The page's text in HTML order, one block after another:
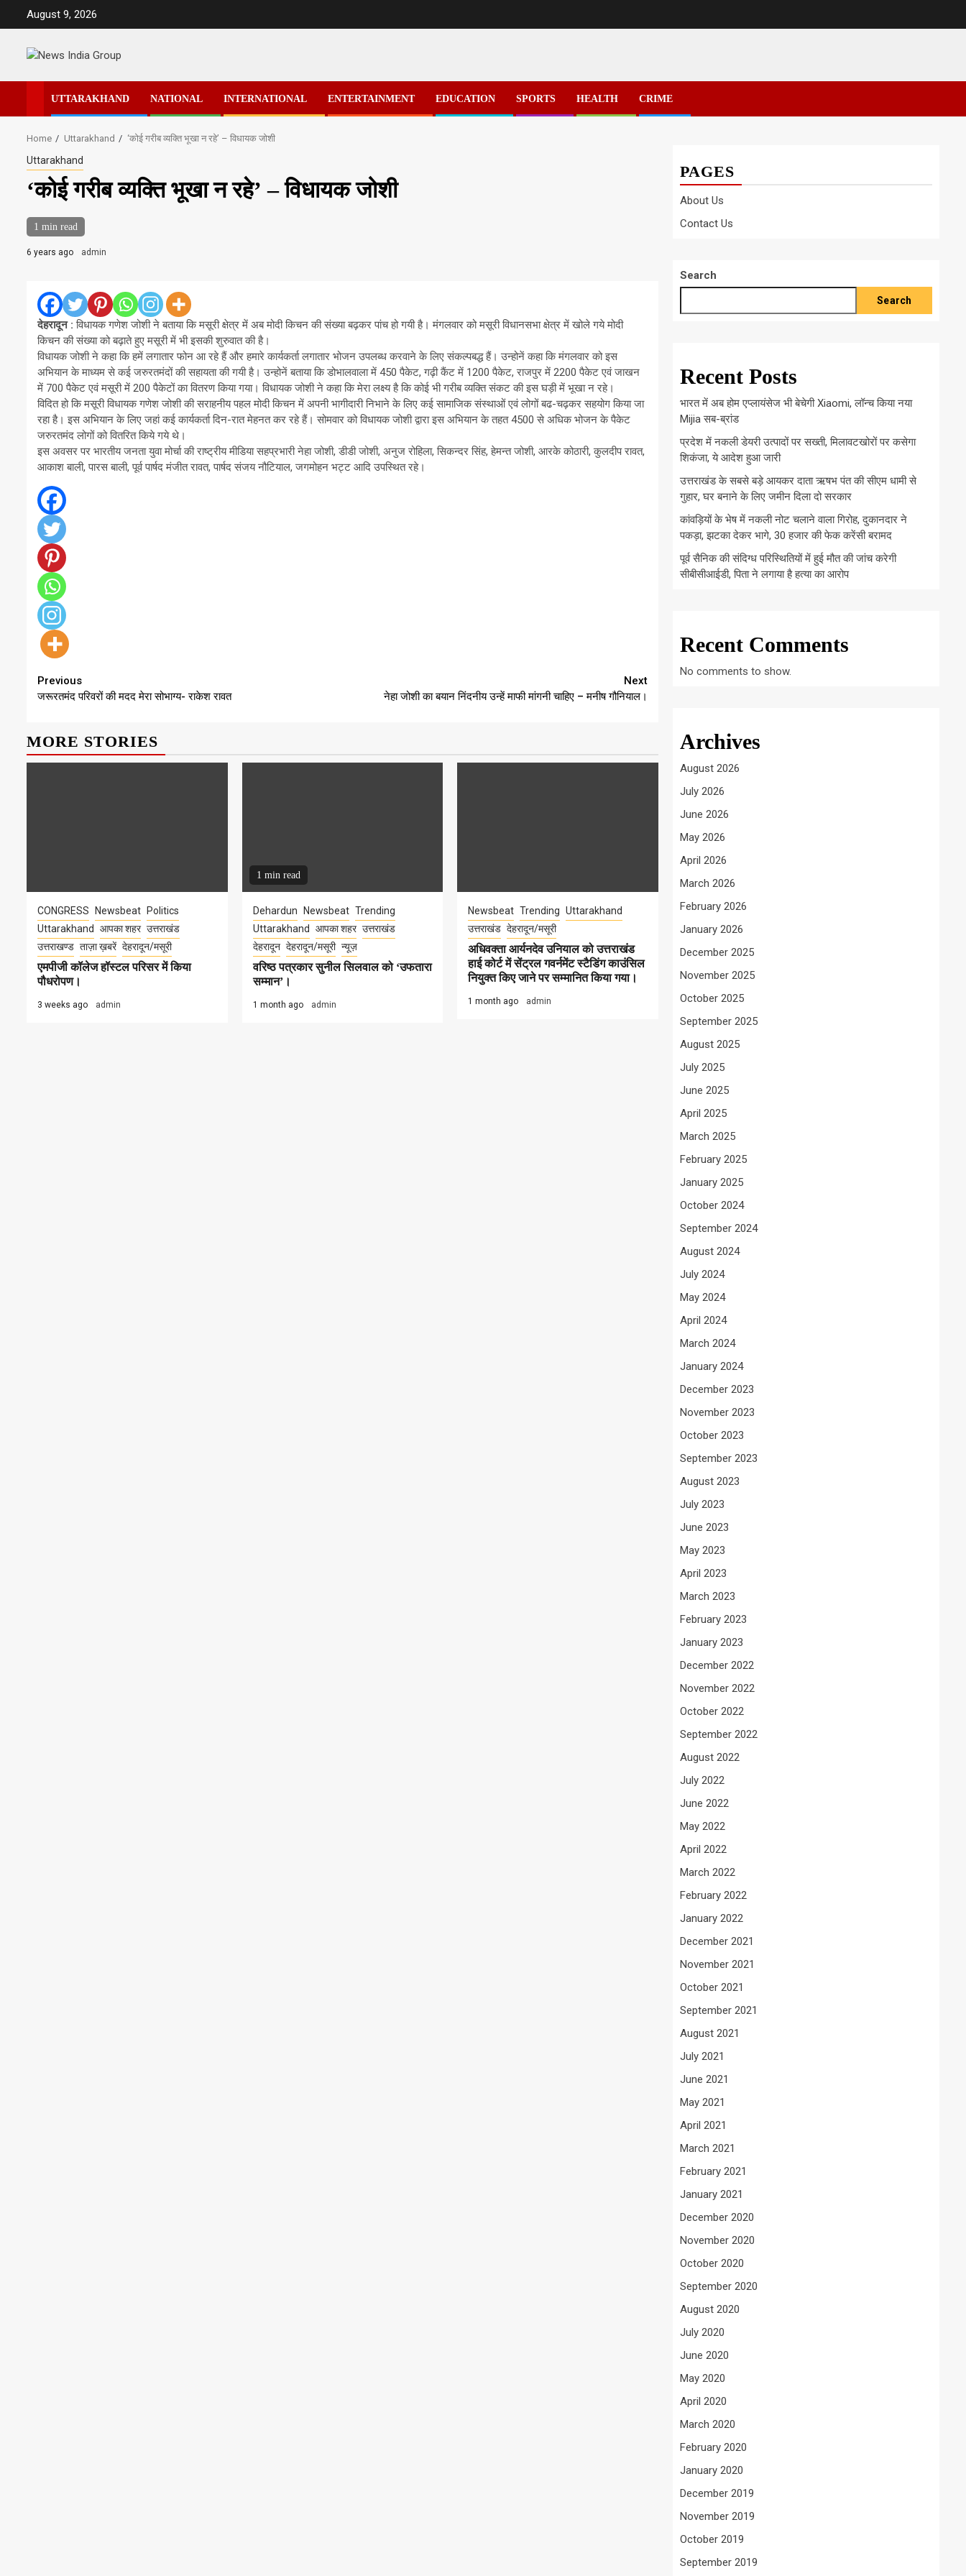
August 9, 2026
UTTARAKHAND NATIONAL INTERNATIONAL ENTERTAINMENT EDUCATION SPORTS HEALTH CRIME
Home Uttarakhand ‘कोई गरीब व्यक्ति भूखा न रहे’ – विधायक जोशी
Uttarakhand
‘कोई गरीब व्यक्ति भूखा न रहे’ – विधायक जोशी
1 min read
6 years ago admin
देहरादून : विधायक गणेश जोशी ने बताया कि मसूरी क्षेत्र में अब मोदी किचन की संख्या बढ़कर पांच हो गयी है। मंगलवार को मसूरी विधानसभा क्षेत्र में खोले गये मोदी
किचन की संख्या को बढ़ाते हुए मसूरी में भी इसकी शुरुवात की है।
विधायक जोशी ने कहा कि हमें लगातार फोन आ रहे हैं और हमारे कार्यकर्ता लगातार भोजन उपलब्ध करवाने के लिए संकल्पबद्ध हैं। उन्होनें कहा कि मंगलवार को इस
अभियान के माध्यम से कई जरुरतमंदों की सहायता की गयी है। उन्होनें बताया कि डोभालवाला में 450 पैकेट, गढ़ी कैंट में 1200 पैकेट, राजपुर में 2200 पैकेट एवं जाखन
में 700 पैकेट एवं मसूरी में 200 पैकेटों का वितरण किया गया। विधायक जोशी ने कहा कि मेरा लक्ष्य है कि कोई भी गरीब व्यक्ति संकट की इस घड़ी में भूखा न रहे।
विदित हो कि मसूरी विधायक गणेश जोशी की सराहनीय पहल मोदी किचन में अपनी भागीदारी निभाने के लिए कई सामाजिक संस्थाओं एवं लोगों बढ-चढ़कर सहयोग किया जा
रहा है। इस अभियान के लिए जहां कई कार्यकर्ता दिन-रात मेहनत कर रहे हैं। सोमवार को विधायक जोशी द्वारा इस अभियान के तहत 4500 से अधिक भोजन के पैकेट
जरुरतमंद लोगों को वितरित किये गये थे।
इस अवसर पर भारतीय जनता युवा मोर्चा की राष्ट्रीय मीडिया सहप्रभारी नेहा जोशी, डीडी जोशी, अनुज रोहिला, सिकन्दर सिंह, हेमन्त जोशी, आरके कोठारी, कुलदीप रावत,
आकाश बाली, पारस बाली, पूर्व पार्षद मंजीत रावत, पार्षद संजय नौटियाल, जगमोहन भट्ट आदि उपस्थित रहे।
Continue
Reading
Previous
जरूरतमंद परिवरों की मदद मेरा सोभाग्य- राकेश रावत
Next
नेहा जोशी का बयान निंदनीय उन्हें माफी मांगनी चाहिए – मनीष गौनियाल।
MORE STORIES
CONGRESS Newsbeat
Politics
Uttarakhand
आपका शहर उत्तराखंड
उत्तराखण्ड ताज़ा ख़बरें देहरादून/मसूरी
एमपीजी कॉलेज हॉस्टल परिसर में किया
पौधरोपण।
3 weeks ago admin
1 min read
Dehardun Newsbeat Trending
Uttarakhand
आपका शहर उत्तराखंड
देहरादून देहरादून/मसूरी न्यूज़
वरिष्ठ पत्रकार सुनील सिलवाल को ‘उफतारा
सम्मान’।
1 month ago admin
Newsbeat Trending Uttarakhand
उत्तराखंड देहरादून/मसूरी
अधिवक्ता आर्यनदेव उनियाल को उत्तराखंड
हाई कोर्ट में सेंट्रल गवर्नमेंट स्टैडिंग काउंसिल
नियुक्त किए जाने पर सम्मानित किया गया।
1 month ago admin
PAGES
About Us
Contact Us
Search
Search
Recent Posts
भारत में अब होम एप्लायंसेज भी बेचेगी Xiaomi, लॉन्च किया नया
Mijia सब-ब्रांड
प्रदेश में नकली डेयरी उत्पादों पर सख्ती, मिलावटखोरों पर कसेगा
शिकंजा, ये आदेश हुआ जारी
उत्तराखंड के सबसे बड़े आयकर दाता ऋषभ पंत की सीएम धामी से
गुहार, घर बनाने के लिए जमीन दिला दो सरकार
कांवड़ियों के भेष में नकली नोट चलाने वाला गिरोह, दुकानदार ने
पकड़ा, झटका देकर भागे, 30 हजार की फेक करेंसी बरामद
पूर्व सैनिक की संदिग्ध परिस्थितियों में हुई मौत की जांच करेगी
सीबीसीआईडी, पिता ने लगाया है हत्या का आरोप
Recent Comments
No comments to show.
Archives
August 2026
July 2026
June 2026
May 2026
April 2026
March 2026
February 2026
January 2026
December 2025
November 2025
October 2025
September 2025
August 2025
July 2025
June 2025
April 2025
March 2025
February 2025
January 2025
October 2024
September 2024
August 2024
July 2024
May 2024
April 2024
March 2024
January 2024
December 2023
November 2023
October 2023
September 2023
August 2023
July 2023
June 2023
May 2023
April 2023
March 2023
February 2023
January 2023
December 2022
November 2022
October 2022
September 2022
August 2022
July 2022
June 2022
May 2022
April 2022
March 2022
February 2022
January 2022
December 2021
November 2021
October 2021
September 2021
August 2021
July 2021
June 2021
May 2021
April 2021
March 2021
February 2021
January 2021
December 2020
November 2020
October 2020
September 2020
August 2020
July 2020
June 2020
May 2020
April 2020
March 2020
February 2020
January 2020
December 2019
November 2019
October 2019
September 2019